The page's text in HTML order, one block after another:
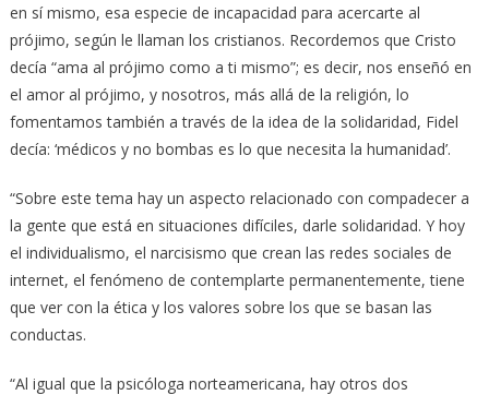
en sí mismo, esa especie de incapacidad para acercarte al
prójimo, según le llaman los cristianos. Recordemos que Cristo
decía “ama al prójimo como a ti mismo”; es decir, nos enseñó en
el amor al prójimo, y nosotros, más allá de la religión, lo
fomentamos también a través de la idea de la solidaridad, Fidel
decía: ‘médicos y no bombas es lo que necesita la humanidad’.
“Sobre este tema hay un aspecto relacionado con compadecer a
la gente que está en situaciones difíciles, darle solidaridad. Y hoy
el individualismo, el narcisismo que crean las redes sociales de
internet, el fenómeno de contemplarte permanentemente, tiene
que ver con la ética y los valores sobre los que se basan las
conductas.
“Al igual que la psicóloga norteamericana, hay otros dos